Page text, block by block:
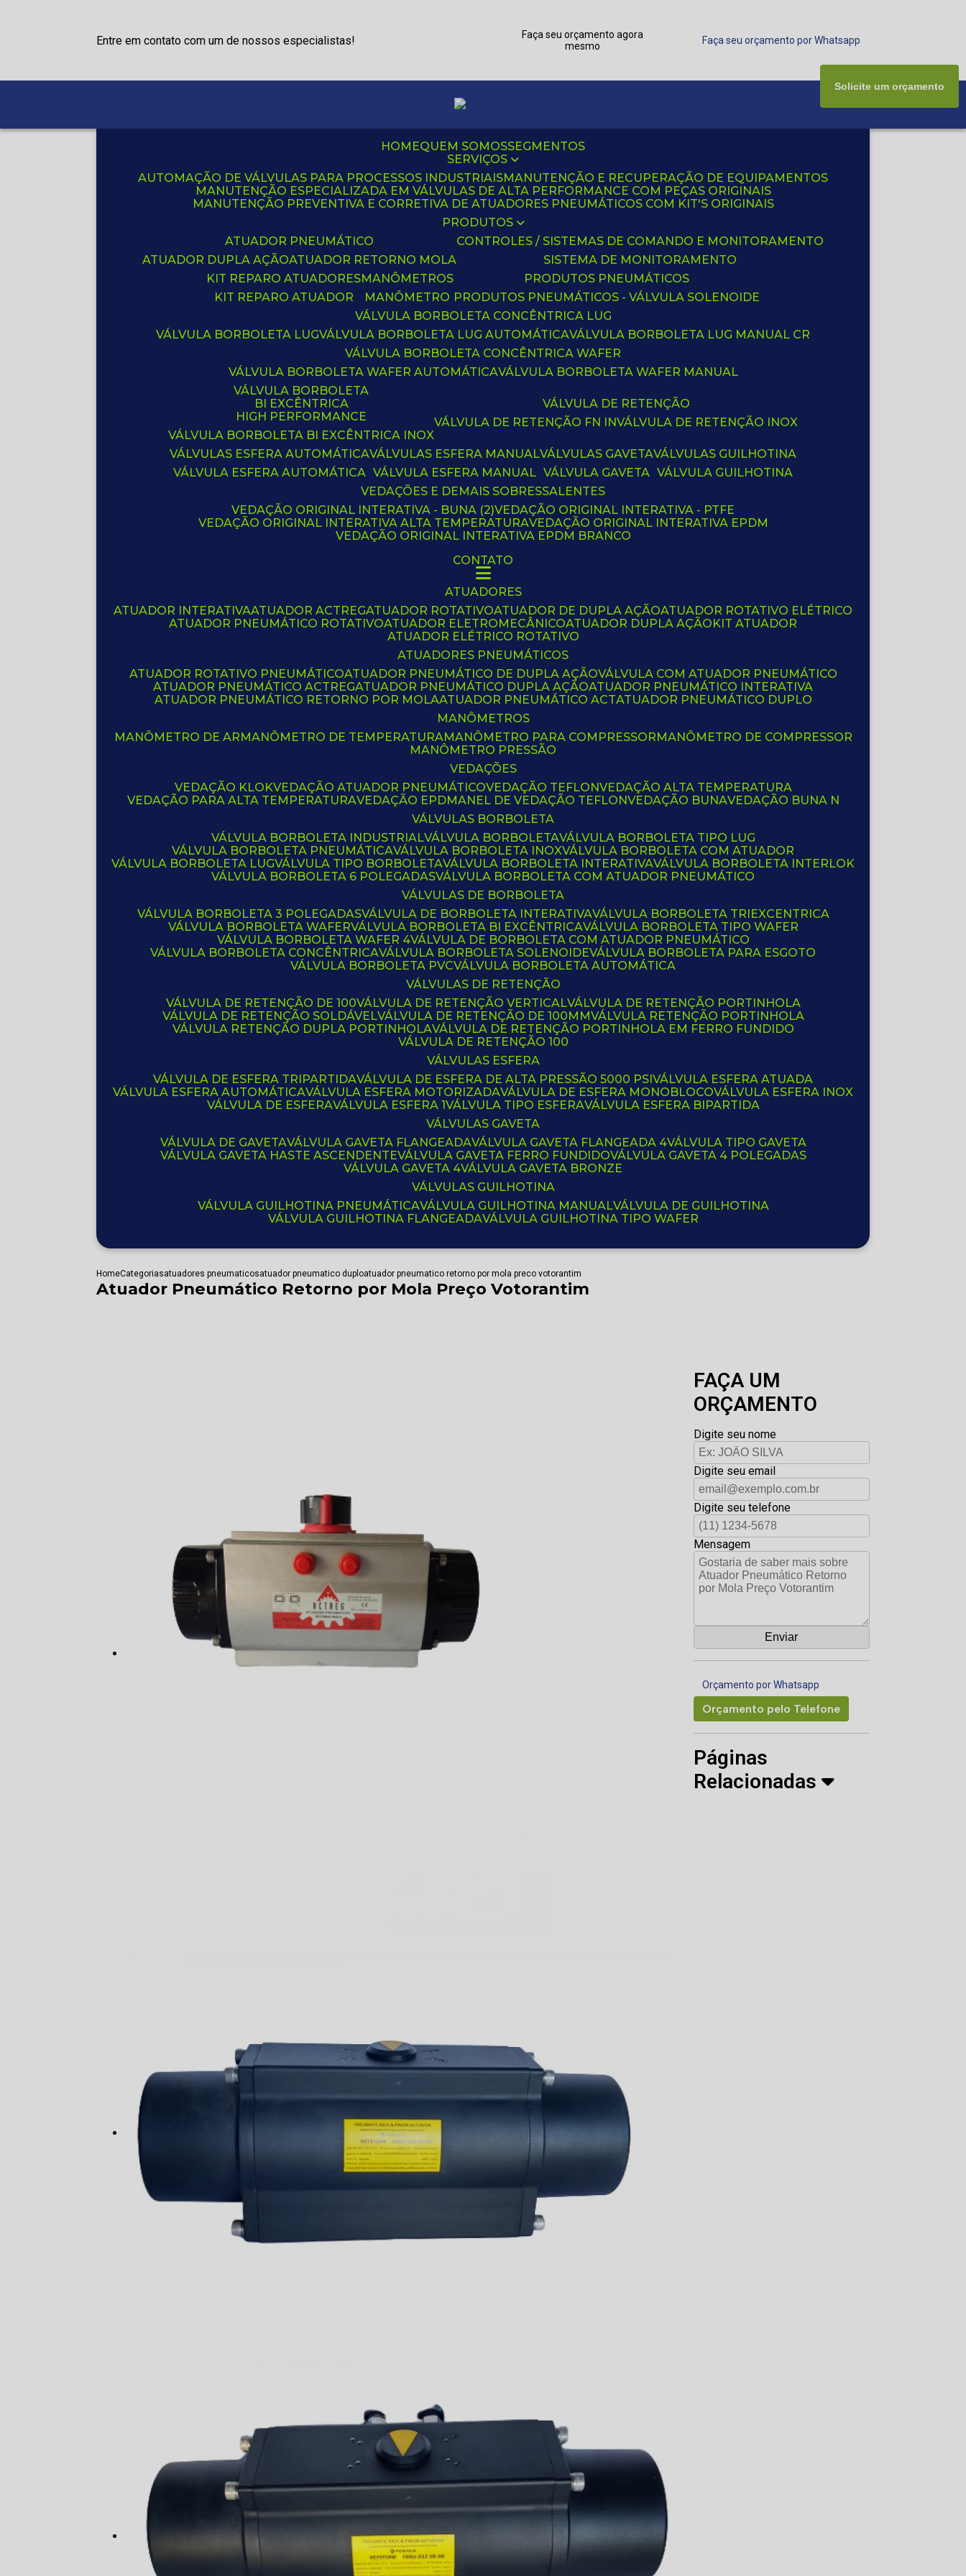
Entre em contato com um de nossos especialistas!
Faça seu orçamento agora
mesmo
Faça seu orçamento por Whatsapp
HOME QUEM SOMOS
SEGMENTOS
SERVIÇOS
AUTOMAÇÃO DE VÁLVULAS PARA PROCESSOS INDUSTRIAIS
MANUTENÇÃO E RECUPERAÇÃO DE EQUIPAMENTOS
MANUTENÇÃO ESPECIALIZADA EM VÁLVULAS DE ALTA PERFORMANCE COM PEÇAS ORIGINAIS
MANUTENÇÃO PREVENTIVA E CORRETIVA DE ATUADORES PNEUMÁTICOS COM KIT'S ORIGINAIS
PRODUTOS
ATUADOR PNEUMÁTICO
ATUADOR DUPLA AÇÃO
ATUADOR RETORNO MOLA
CONTROLES / SISTEMAS DE COMANDO E MONITORAMENTO
SISTEMA DE MONITORAMENTO
KIT REPARO ATUADORES
KIT REPARO ATUADOR
MANÔMETROS
MANÔMETRO
PRODUTOS PNEUMÁTICOS
PRODUTOS PNEUMÁTICOS - VÁLVULA SOLENOIDE
VÁLVULA BORBOLETA CONCÊNTRICA LUG
VÁLVULA BORBOLETA LUG VÁLVULA BORBOLETA LUG AUTOMÁTICA VÁLVULA BORBOLETA LUG MANUAL CR
VÁLVULA BORBOLETA CONCÊNTRICA WAFER
VÁLVULA BORBOLETA WAFER AUTOMÁTICA VÁLVULA BORBOLETA WAFER MANUAL
VÁLVULA BORBOLETA
BI EXCÊNTRICA
HIGH PERFORMANCE
VÁLVULA BORBOLETA BI EXCÊNTRICA INOX
VÁLVULA DE RETENÇÃO
VÁLVULA DE RETENÇÃO FN IN VÁLVULA DE RETENÇÃO INOX
VÁLVULAS ESFERA AUTOMÁTICA
VÁLVULA ESFERA AUTOMÁTICA
VÁLVULAS ESFERA MANUAL
VÁLVULA ESFERA MANUAL
VÁLVULAS GAVETA
VÁLVULA GAVETA
VÁLVULAS GUILHOTINA
VÁLVULA GUILHOTINA
VEDAÇÕES E DEMAIS SOBRESSALENTES
VEDAÇÃO ORIGINAL INTERATIVA - BUNA (2)
VEDAÇÃO ORIGINAL INTERATIVA - PTFE
VEDAÇÃO ORIGINAL INTERATIVA ALTA TEMPERATURA VEDAÇÃO ORIGINAL INTERATIVA EPDM
VEDAÇÃO ORIGINAL INTERATIVA EPDM BRANCO
CONTATO
ATUADORES
ATUADOR INTERATIVA ATUADOR ACTREG ATUADOR ROTATIVO ATUADOR DE DUPLA AÇÃO
ATUADOR ROTATIVO ELÉTRICO
ATUADOR PNEUMÁTICO ROTATIVO
ATUADOR ELETROMECÂNICO ATUADOR DUPLA AÇÃO
KIT ATUADOR
ATUADOR ELÉTRICO ROTATIVO
ATUADORES PNEUMÁTICOS
ATUADOR ROTATIVO PNEUMÁTICO
ATUADOR PNEUMÁTICO DE DUPLA AÇÃO VÁLVULA COM ATUADOR PNEUMÁTICO
ATUADOR PNEUMÁTICO ACTREG
ATUADOR PNEUMÁTICO DUPLA AÇÃO
ATUADOR PNEUMÁTICO INTERATIVA
ATUADOR PNEUMÁTICO RETORNO POR MOLA ATUADOR PNEUMÁTICO ACT
ATUADOR PNEUMÁTICO DUPLO
MANÔMETROS
MANÔMETRO DE AR
MANÔMETRO DE TEMPERATURA MANÔMETRO PARA COMPRESSOR
MANÔMETRO DE COMPRESSOR
MANÔMETRO PRESSÃO
VEDAÇÕES
VEDAÇÃO KLOK VEDAÇÃO ATUADOR PNEUMÁTICO VEDAÇÃO TEFLON
VEDAÇÃO ALTA TEMPERATURA
VEDAÇÃO PARA ALTA TEMPERATURA VEDAÇÃO EPDM ANEL DE VEDAÇÃO TEFLON VEDAÇÃO BUNA VEDAÇÃO BUNA N
VÁLVULAS BORBOLETA
VÁLVULA BORBOLETA INDUSTRIAL VÁLVULA BORBOLETA VÁLVULA BORBOLETA TIPO LUG
VÁLVULA BORBOLETA PNEUMÁTICA VÁLVULA BORBOLETA INOX VÁLVULA BORBOLETA COM ATUADOR
VÁLVULA BORBOLETA LUG VÁLVULA TIPO BORBOLETA VÁLVULA BORBOLETA INTERATIVA VÁLVULA BORBOLETA INTERLOK
VÁLVULA BORBOLETA 6 POLEGADAS VÁLVULA BORBOLETA COM ATUADOR PNEUMÁTICO
VÁLVULAS DE BORBOLETA
VÁLVULA BORBOLETA 3 POLEGADAS VÁLVULA DE BORBOLETA INTERATIVA VÁLVULA BORBOLETA TRIEXCENTRICA
VÁLVULA BORBOLETA WAFER VÁLVULA BORBOLETA BI EXCÊNTRICA VÁLVULA BORBOLETA TIPO WAFER
VÁLVULA BORBOLETA WAFER 4 VÁLVULA DE BORBOLETA COM ATUADOR PNEUMÁTICO
VÁLVULA BORBOLETA CONCÊNTRICA VÁLVULA BORBOLETA SOLENOIDE VÁLVULA BORBOLETA PARA ESGOTO
VÁLVULA BORBOLETA PVC VÁLVULA BORBOLETA AUTOMÁTICA
VÁLVULAS DE RETENÇÃO
VÁLVULA DE RETENÇÃO DE 100 VÁLVULA DE RETENÇÃO VERTICAL VÁLVULA DE RETENÇÃO PORTINHOLA
VÁLVULA DE RETENÇÃO SOLDÁVEL VÁLVULA DE RETENÇÃO DE 100MM
VÁLVULA RETENÇÃO PORTINHOLA
VÁLVULA RETENÇÃO DUPLA PORTINHOLA VÁLVULA DE RETENÇÃO PORTINHOLA EM FERRO FUNDIDO
VÁLVULA DE RETENÇÃO 100
VÁLVULAS ESFERA
VÁLVULA DE ESFERA TRIPARTIDA VÁLVULA DE ESFERA DE ALTA PRESSÃO 5000 PSI VÁLVULA ESFERA ATUADA
VÁLVULA ESFERA AUTOMÁTICA VÁLVULA ESFERA MOTORIZADA VÁLVULA DE ESFERA MONOBLOCO VÁLVULA ESFERA INOX
VÁLVULA DE ESFERA VÁLVULA ESFERA 1 VÁLVULA TIPO ESFERA VÁLVULA ESFERA BIPARTIDA
VÁLVULAS GAVETA
VÁLVULA DE GAVETA VÁLVULA GAVETA FLANGEADA VÁLVULA GAVETA FLANGEADA 4 VÁLVULA TIPO GAVETA
VÁLVULA GAVETA HASTE ASCENDENTE VÁLVULA GAVETA FERRO FUNDIDO VÁLVULA GAVETA 4 POLEGADAS
VÁLVULA GAVETA 4 VÁLVULA GAVETA BRONZE
VÁLVULAS GUILHOTINA
VÁLVULA GUILHOTINA PNEUMÁTICA VÁLVULA GUILHOTINA MANUAL VÁLVULA DE GUILHOTINA
VÁLVULA GUILHOTINA FLANGEADA VÁLVULA GUILHOTINA TIPO WAFER
Solicite um orçamento
HomeCategoriasatuadores pneumaticosatuador pneumatico duploatuador pneumatico retorno por mola preco votorantim
Atuador Pneumático Retorno por Mola Preço Votorantim
FAÇA UM
ORÇAMENTO
Digite seu nome
Digite seu email
Digite seu telefone
Mensagem
Orçamento por Whatsapp
Orçamento pelo Telefone
Páginas
Relacionadas